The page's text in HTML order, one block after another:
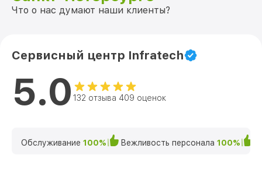
Что о нас думают наши клиенты?
Сервисный центр Infratech
5.0 132 отзыва 409 оценок
Обслуживание 100% Вежливость персонала 100%